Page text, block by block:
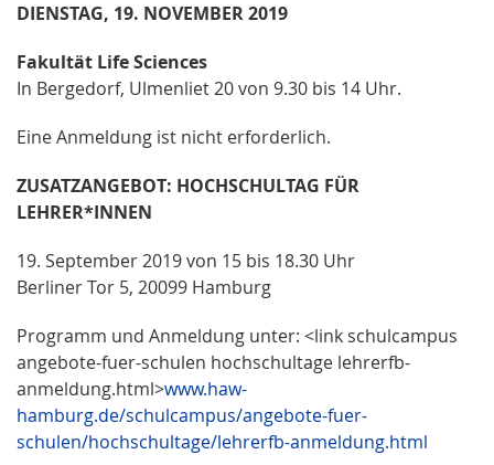
DIENSTAG, 19. NOVEMBER 2019
Fakultät Life Sciences
In Bergedorf, Ulmenliet 20 von 9.30 bis 14 Uhr.
Eine Anmeldung ist nicht erforderlich.
ZUSATZANGEBOT: HOCHSCHULTAG FÜR
LEHRER*INNEN
19. September 2019 von 15 bis 18.30 Uhr
Berliner Tor 5, 20099 Hamburg
Programm und Anmeldung unter: <link schulcampus
angebote-fuer-schulen hochschultage lehrerfb-
anmeldung.html>www.haw-
hamburg.de/schulcampus/angebote-fuer-
schulen/hochschultage/lehrerfb-anmeldung.html